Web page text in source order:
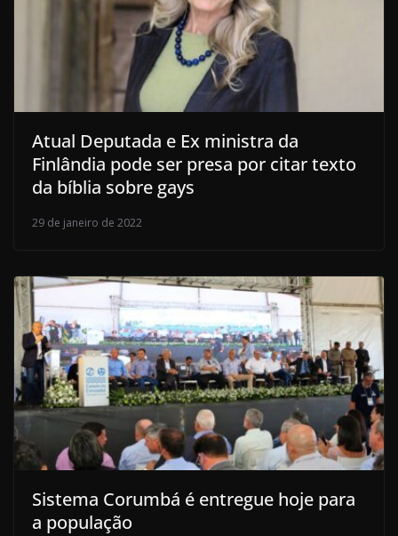
Atual Deputada e Ex ministra da
Finlândia pode ser presa por citar texto
da bíblia sobre gays
29 de janeiro de 2022
Sistema Corumbá é entregue hoje para
a população